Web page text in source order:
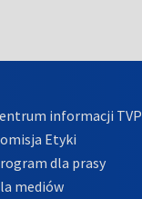
informacji TVP
Etyki
dla prasy
mediów